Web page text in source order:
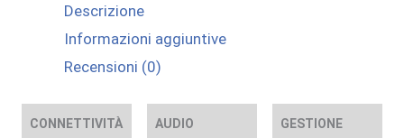
Descrizione
Informazioni aggiuntive
Recensioni (0)
CONNETTIVITÀ AUDIO
GESTIONE